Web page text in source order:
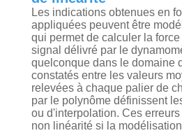
Les indications obtenues en
appliquées peuvent être
qui permet de calculer la
signal délivré par le
quelconque dans le domaine
constatés entre les valeurs
relevées à chaque palier de
par le polynôme définissent
ou d'interpolation. Ces
non linéarité si la